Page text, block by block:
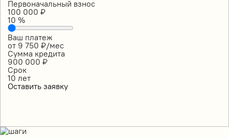
Первоначальный взнос
100 000 ₽
10 %
Ваш платеж
от 9 750 ₽/мес
Сумма кредита
900 000 ₽
Срок
10 лет
Оставить заявку